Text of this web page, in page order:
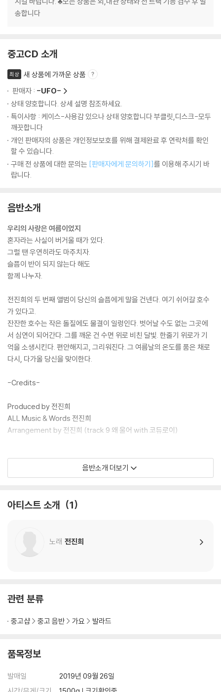
송합니다
중고CD 소개
최상
새 상품에 가까운 상품
판매자 : -UFO-
상태 양호합니다. 상세 설명 참조하세요.
특이사항 : 케이스-사용감 있으나 상태 양호합니다 부클릿,디스크-모두
깨끗합니다
개인 판매자의 상품은 개인정보보호를 위해 결제완료 후 연락처를 확인
할 수 있습니다.
구매 전 상품에 대한 문의는 [판매자에게 문의하기]를 이용해 주시기 바
랍니다.
음반소개
우리의 사랑은 여름이었지
혼자라는 사실이 버거울 때가 있다.
그럴 땐 우연히라도 마주치자.
슬픔이 반이 되지 않는다 해도
함께 나누자.
전진희의 두 번째 앨범이 당신의 슬픔에게 말을 건넨다. 여기 쉬어갈 호수
가 있다고.
잔잔한 호수는 작은 돌질에도 물결이 일렁인다. 벗어날 수도 없는 그곳에
서 심연이 되어간다. 그를 깨운 건 수면 위로 비친 달빛. 한줄기 위로가 기
억을 소생시킨다. 편안해지고, 그리워진다. 그 여름날의 온도를 품은 채로
다시, 다가올 당신을 맞이한다.
-Credits-
Produced by 전진희
ALL Music & Words 전진희
Arrangement by 전진희 (track 9 왜 울어 with 코듀로이)
Piano 전진희
with 김훨 (track 2 물결), 이아립 (track 6 놓아주자), 강아솔 (track 8
String (track 1 나의 호수)
2nd vn. 주소영
강효민, 조영재 (Brickwall studio)
음반소개 더보기
아티스트 소개 1
노래 전진희
관련 분류
중고샵 중고 음반 가요 발라드
품목정보
발매일
2019년 09월 26일